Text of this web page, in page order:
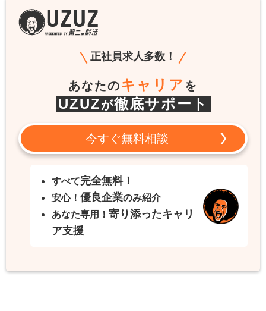
正社員求人多数！
あなたのキャリア を
UZUZが徹底サポート
今すぐ無料相談
すべて完全無料！
安心！ 優良企業のみ紹介
あなた専用！ 寄り添ったキャリ
ア支援